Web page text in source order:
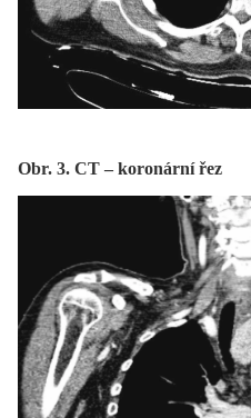
Obr. 3. CT – koronární řez